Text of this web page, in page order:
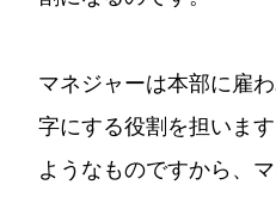
マネジャーは本部に雇
字にする役割を担いま
ようなものですから、